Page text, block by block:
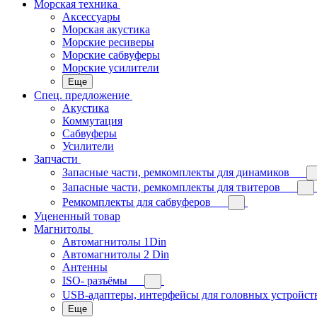
Морская техника
Аксессуары
Морская акустика
Морские ресиверы
Морские сабвуферы
Морские усилители
Еще
Спец. предложение
Акустика
Коммутация
Сабвуферы
Усилители
Запчасти
Запасные части, ремкомплекты для динамиков
Запасные части, ремкомплекты для твитеров
Ремкомплекты для сабвуферов
Уцененный товар
Магнитолы
Автомагнитолы 1Din
Автомагнитолы 2 Din
Антенны
ISO- разъёмы
USB-адаптеры, интерфейсы для головных
Еще